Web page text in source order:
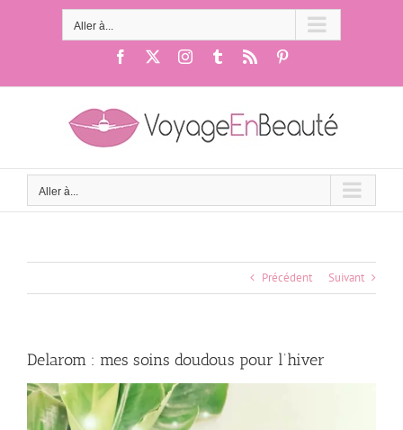
Aller à...
Facebook Instagram
Tumblr
Aller à...
Précédent Suivant
Delarom : mes soins doudous pour l’hiver